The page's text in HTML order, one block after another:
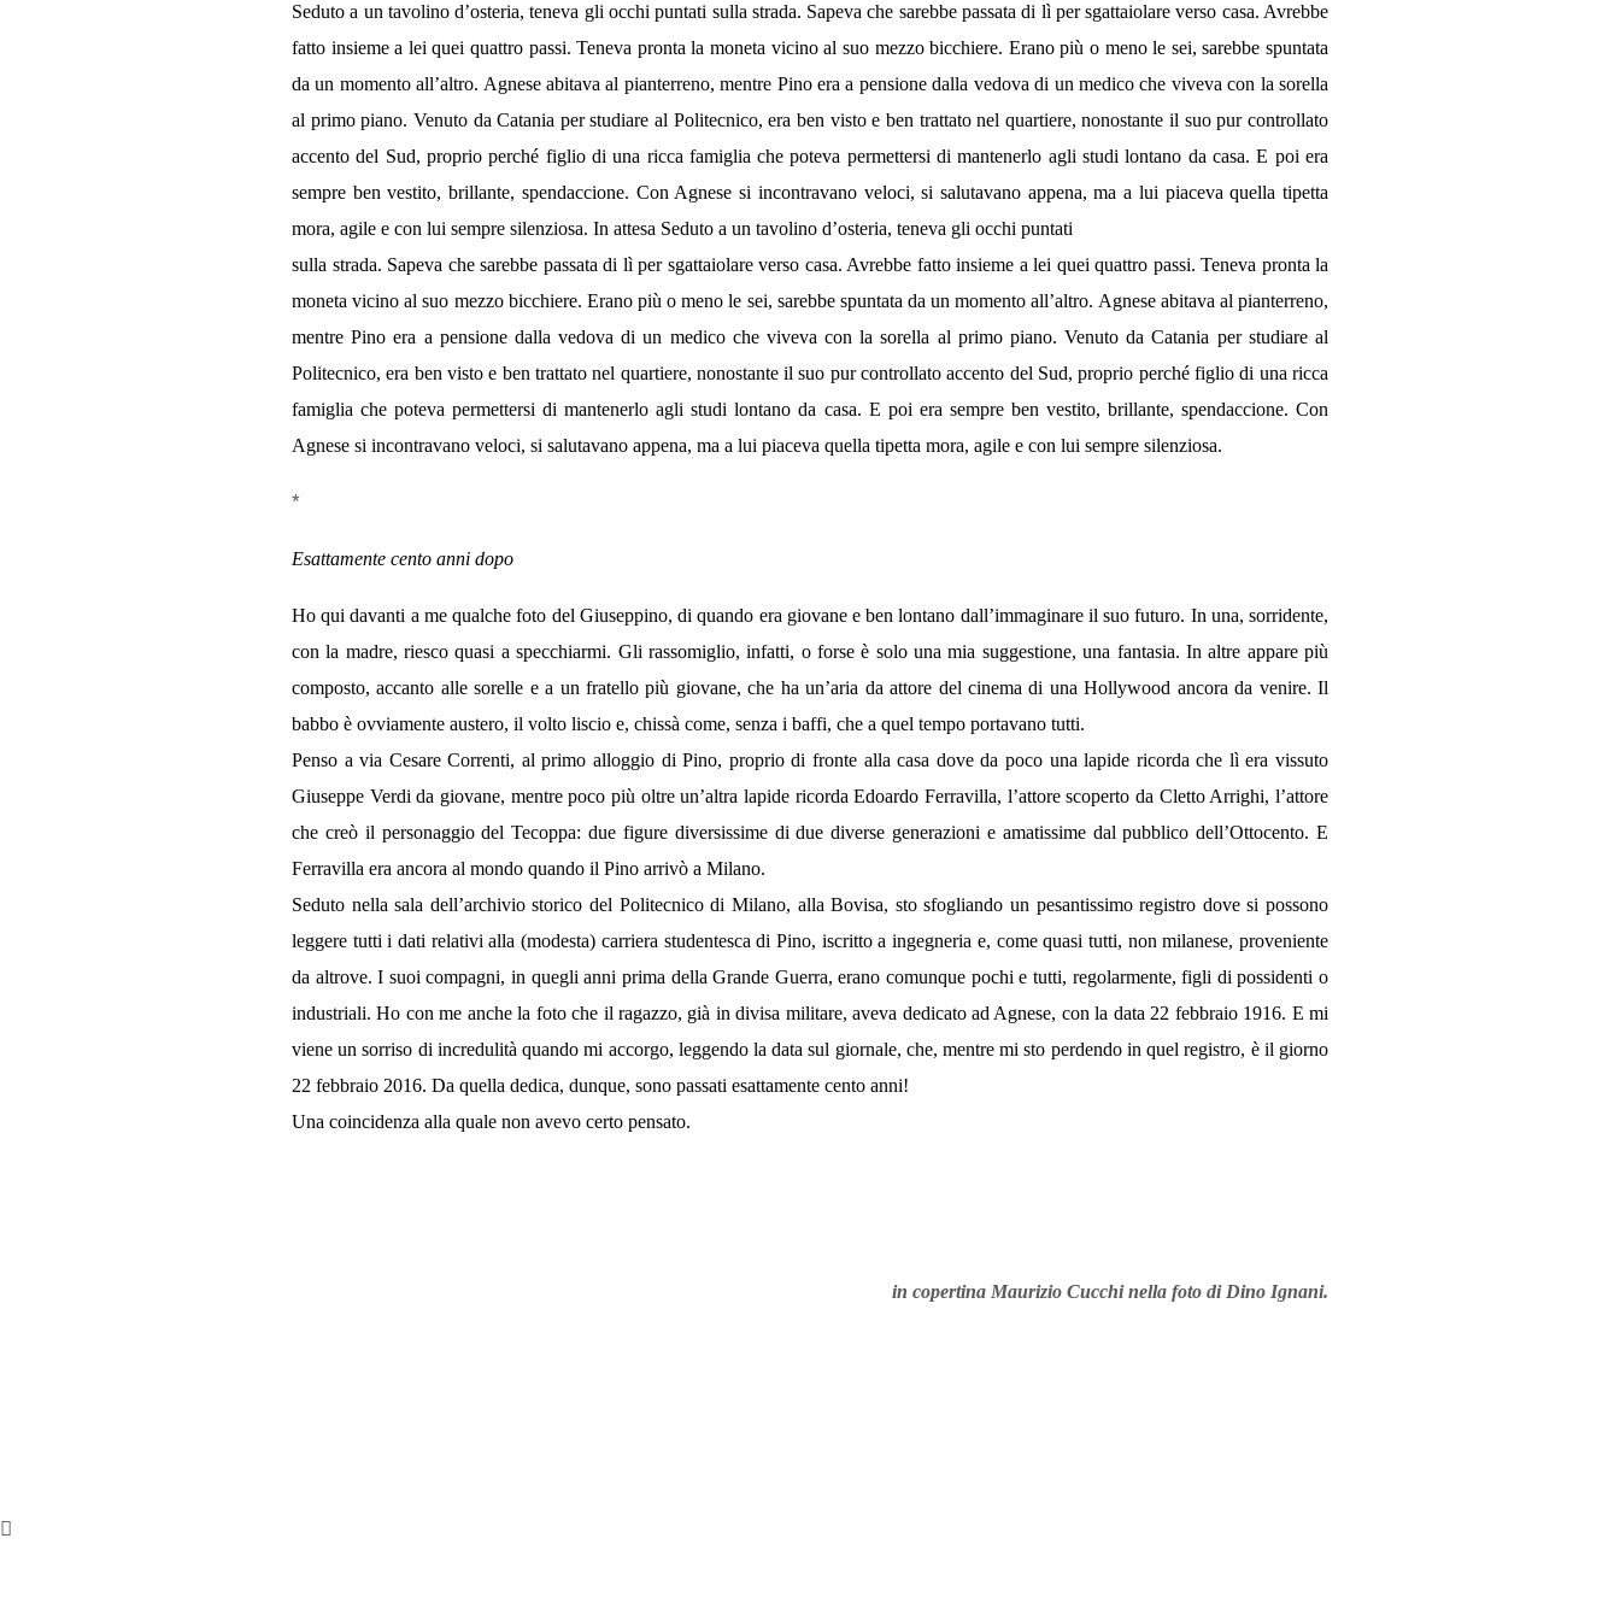
Seduto a un tavolino d’osteria, teneva gli occhi puntati sulla strada. Sapeva che sarebbe passata di lì per sgattaiolare verso casa. Avrebbe
fatto insieme a lei quei quattro passi. Teneva pronta la moneta vicino al suo mezzo bicchiere. Erano più o meno le sei, sarebbe spuntata
da un momento all’altro. Agnese abitava al pianterreno, mentre Pino era a pensione dalla vedova di un medico che viveva con la sorella
al primo piano. Venuto da Catania per studiare al Politecnico, era ben visto e ben trattato nel quartiere, nonostante il suo pur controllato
accento del Sud, proprio perché figlio di una ricca famiglia che poteva permettersi di mantenerlo agli studi lontano da casa. E poi era
sempre ben vestito, brillante, spendaccione. Con Agnese si incontravano veloci, si salutavano appena, ma a lui piaceva quella tipetta
mora, agile e con lui sempre silenziosa. In attesa Seduto a un tavolino d’osteria, teneva gli occhi puntati
sulla strada. Sapeva che sarebbe passata di lì per sgattaiolare verso casa. Avrebbe fatto insieme a lei quei quattro passi. Teneva pronta la
moneta vicino al suo mezzo bicchiere. Erano più o meno le sei, sarebbe spuntata da un momento all’altro. Agnese abitava al pianterreno,
mentre Pino era a pensione dalla vedova di un medico che viveva con la sorella al primo piano. Venuto da Catania per studiare al
Politecnico, era ben visto e ben trattato nel quartiere, nonostante il suo pur controllato accento del Sud, proprio perché figlio di una ricca
famiglia che poteva permettersi di mantenerlo agli studi lontano da casa. E poi era sempre ben vestito, brillante, spendaccione. Con
Agnese si incontravano veloci, si salutavano appena, ma a lui piaceva quella tipetta mora, agile e con lui sempre silenziosa.
*
Esattamente cento anni dopo
Ho qui davanti a me qualche foto del Giuseppino, di quando era giovane e ben lontano dall’immaginare il suo futuro. In una, sorridente,
con la madre, riesco quasi a specchiarmi. Gli rassomiglio, infatti, o forse è solo una mia suggestione, una fantasia. In altre appare più
composto, accanto alle sorelle e a un fratello più giovane, che ha un’aria da attore del cinema di una Hollywood ancora da venire. Il
babbo è ovviamente austero, il volto liscio e, chissà come, senza i baffi, che a quel tempo portavano tutti.
Penso a via Cesare Correnti, al primo alloggio di Pino, proprio di fronte alla casa dove da poco una lapide ricorda che lì era vissuto
Giuseppe Verdi da giovane, mentre poco più oltre un’altra lapide ricorda Edoardo Ferravilla, l’attore scoperto da Cletto Arrighi, l’attore
che creò il personaggio del Tecoppa: due figure diversissime di due diverse generazioni e amatissime dal pubblico dell’Ottocento. E
Ferravilla era ancora al mondo quando il Pino arrivò a Milano.
Seduto nella sala dell’archivio storico del Politecnico di Milano, alla Bovisa, sto sfogliando un pesantissimo registro dove si possono
leggere tutti i dati relativi alla (modesta) carriera studentesca di Pino, iscritto a ingegneria e, come quasi tutti, non milanese, proveniente
da altrove. I suoi compagni, in quegli anni prima della Grande Guerra, erano comunque pochi e tutti, regolarmente, figli di possidenti o
industriali. Ho con me anche la foto che il ragazzo, già in divisa militare, aveva dedicato ad Agnese, con la data 22 febbraio 1916. E mi
viene un sorriso di incredulità quando mi accorgo, leggendo la data sul giornale, che, mentre mi sto perdendo in quel registro, è il giorno
22 febbraio 2016. Da quella dedica, dunque, sono passati esattamente cento anni!
Una coincidenza alla quale non avevo certo pensato.
in copertina Maurizio Cucchi nella foto di Dino Ignani.